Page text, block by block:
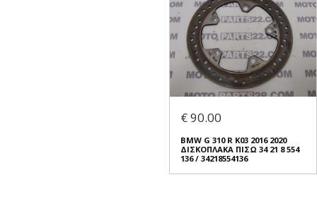
€ 90.00
BMW G 310 R K03 2016 2020
ΔΙΣΚΟΠΛΑΚΑ ΠΙΣΩ 34 21 8 554
136 / 34218554136